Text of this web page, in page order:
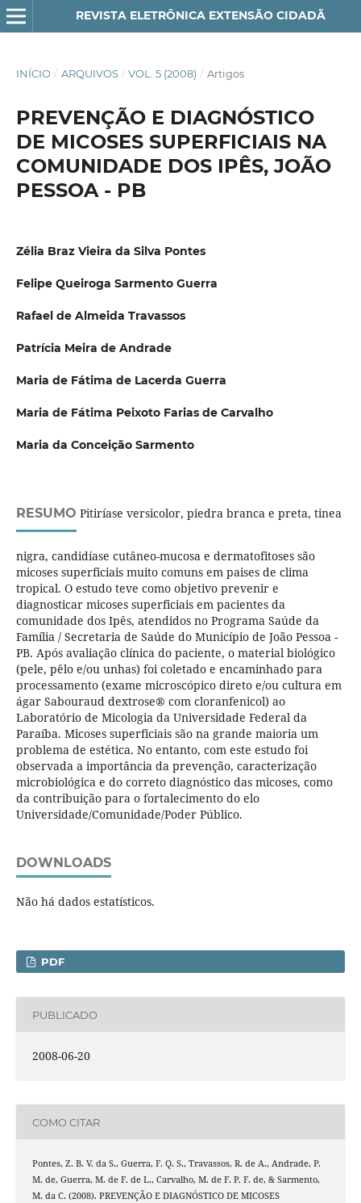
REVISTA ELETRÔNICA EXTENSÃO CIDADÃ
INÍCIO / ARQUIVOS / VOL. 5 (2008) / Artigos
PREVENÇÃO E DIAGNÓSTICO
DE MICOSES SUPERFICIAIS NA
COMUNIDADE DOS IPÊS, JOÃO
PESSOA - PB
Zélia Braz Vieira da Silva Pontes
Felipe Queiroga Sarmento Guerra
Rafael de Almeida Travassos
Patrícia Meira de Andrade
Maria de Fátima de Lacerda Guerra
Maria de Fátima Peixoto Farias de Carvalho
Maria da Conceição Sarmento
RESUMO Pitiríase versicolor, piedra branca e preta, tinea
nigra, candidíase cutâneo-mucosa e dermatofitoses são
micoses superficiais muito comuns em paises de clima
tropical. O estudo teve como objetivo prevenir e
diagnosticar micoses superficiais em pacientes da
comunidade dos Ipês, atendidos no Programa Saúde da
Família / Secretaria de Saúde do Município de João Pessoa -
PB. Após avaliação clínica do paciente, o material biológico
(pele, pêlo e/ou unhas) foi coletado e encaminhado para
processamento (exame microscópico direto e/ou cultura em
ágar Sabouraud dextrose® com cloranfenicol) ao
Laboratório de Micologia da Universidade Federal da
Paraíba. Micoses superficiais são na grande maioria um
problema de estética. No entanto, com este estudo foi
observada a importância da prevenção, caracterização
microbiológica e do correto diagnóstico das micoses, como
da contribuição para o fortalecimento do elo
Universidade/Comunidade/Poder Público.
DOWNLOADS
Não há dados estatísticos.
PDF
PUBLICADO
2008-06-20
COMO CITAR
Pontes, Z. B. V. da S., Guerra, F. Q. S., Travassos, R. de A., Andrade, P.
M. de, Guerra, M. de F. de L., Carvalho, M. de F. P. F. de, & Sarmento,
M. da C. (2008). PREVENÇÃO E DIAGNÓSTICO DE MICOSES